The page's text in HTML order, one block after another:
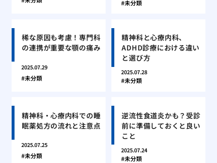
未分類
稀な原因も考慮！専門科
の連携が重要な顎の痛み
2025.07.29
未分類
精神科と心療内科、
ADHD診療における違い
と選び方
2025.07.28
未分類
精神科・心療内科での睡
眠薬処方の流れと注意点
2025.07.25
未分類
逆流性食道炎かも？受診
前に準備しておくと良い
こと
2025.07.24
未分類